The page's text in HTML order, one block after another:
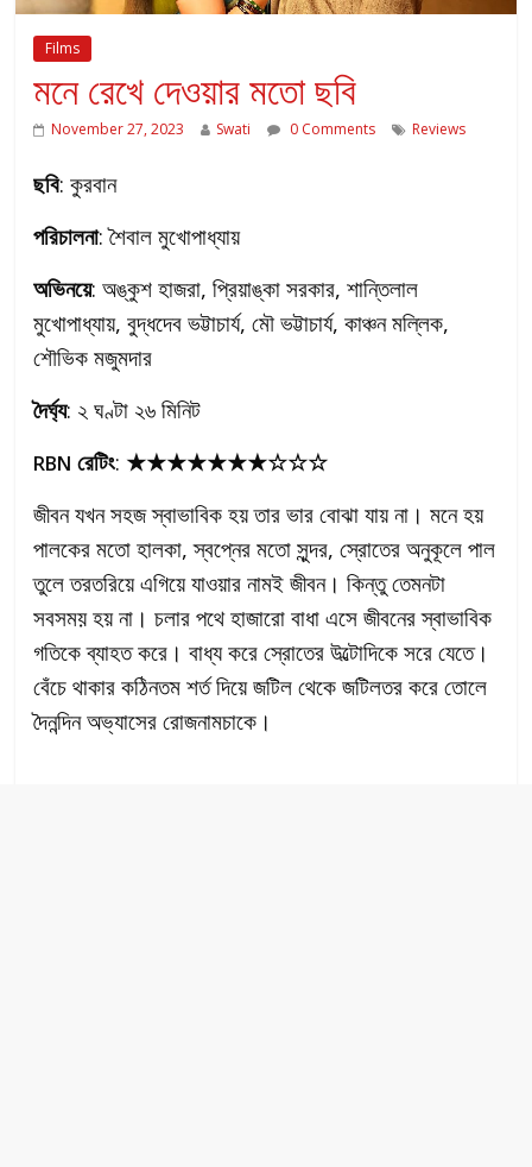
Films
মনে রেখে দেওয়ার মতো ছবি
November 27, 2023 Swati 0 Comments Reviews
ছবি: কুরবান
পরিচালনা: শৈবাল মুখোপাধ্যায়
অভিনয়ে: অঙ্কুশ হাজরা, প্রিয়াঙ্কা সরকার, শান্তিলাল
মুখোপাধ্যায়, বুদ্ধদেব ভট্টাচার্য, মৌ ভট্টাচার্য, কাঞ্চন মল্লিক,
শৌভিক মজুমদার
দৈর্ঘ্য: ২ ঘণ্টা ২৬ মিনিট
RBN রেটিং: ★★★★★★★☆☆☆
জীবন যখন সহজ স্বাভাবিক হয় তার ভার বোঝা যায় না। মনে হয়
পালকের মতো হালকা, স্বপ্নের মতো সুন্দর, স্রোতের অনুকূলে পাল
তুলে তরতরিয়ে এগিয়ে যাওয়ার নামই জীবন। কিন্তু তেমনটা
সবসময় হয় না। চলার পথে হাজারো বাধা এসে জীবনের স্বাভাবিক
গতিকে ব্যাহত করে। বাধ্য করে স্রোতের উল্টোদিকে সরে যেতে।
বেঁচে থাকার কঠিনতম শর্ত দিয়ে জটিল থেকে জটিলতর করে তোলে
দৈনন্দিন অভ্যাসের রোজনামচাকে।